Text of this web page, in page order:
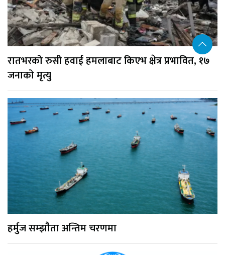
रातभरको रुसी हवाई हमलाबाट किएभ क्षेत्र प्रभावित, १७
जनाको मृत्यु
हर्मुज सम्झौता अन्तिम चरणमा